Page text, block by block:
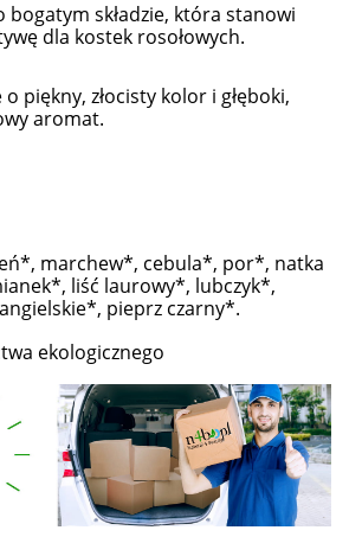
bogatym składzie, która stanowi
dla kostek rosołowych.
piękny, złocisty kolor i głęboki,
aromat.
marchew*, cebula*, por*, natka
liść laurowy*, lubczyk*,
pieprz czarny*.
ekologicznego